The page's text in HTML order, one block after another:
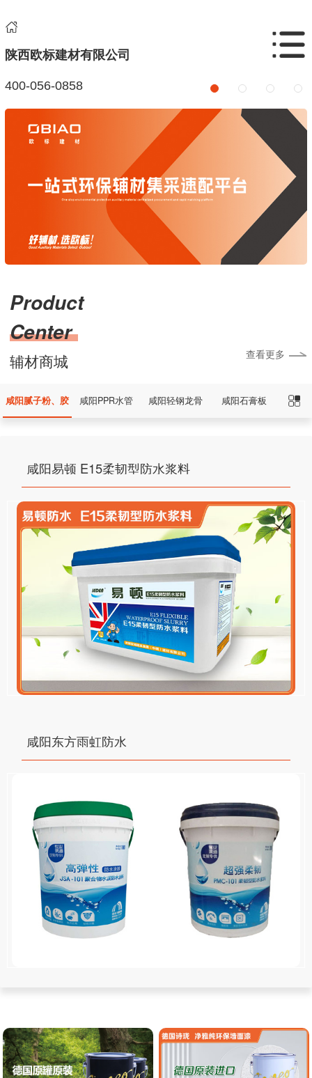
陕西欧标建材有限公司
400-056-0858
Product
Center
辅材商城 查看更多
咸阳腻子粉、胶 咸阳PPR水管 咸阳轻钢龙骨 咸阳石膏板
咸阳易顿 E15柔韧型防水浆料
咸阳东方雨虹防水